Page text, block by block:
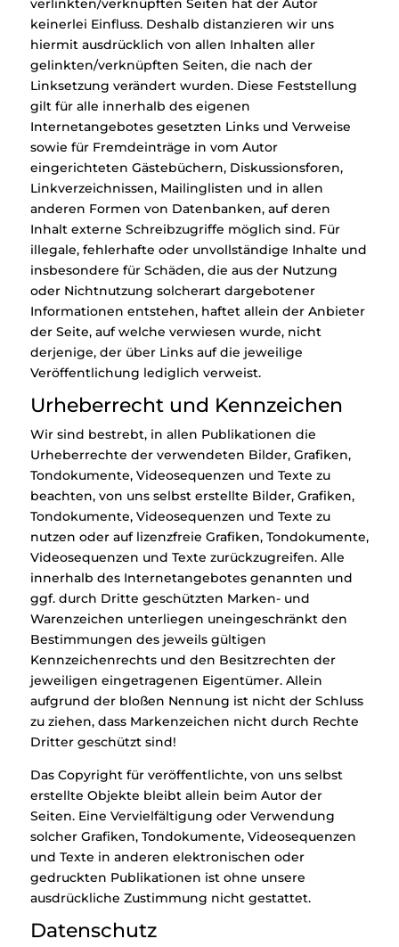
verlinkten/verknüpften Seiten hat der Autor
keinerlei Einfluss. Deshalb distanzieren wir uns
hiermit ausdrücklich von allen Inhalten aller
gelinkten/verknüpften Seiten, die nach der
Linksetzung verändert wurden. Diese Feststellung
gilt für alle innerhalb des eigenen
Internetangebotes gesetzten Links und Verweise
sowie für Fremdeinträge in vom Autor
eingerichteten Gästebüchern, Diskussionsforen,
Linkverzeichnissen, Mailinglisten und in allen
anderen Formen von Datenbanken, auf deren
Inhalt externe Schreibzugriffe möglich sind. Für
illegale, fehlerhafte oder unvollständige Inhalte und
insbesondere für Schäden, die aus der Nutzung
oder Nichtnutzung solcherart dargebotener
Informationen entstehen, haftet allein der Anbieter
der Seite, auf welche verwiesen wurde, nicht
derjenige, der über Links auf die jeweilige
Veröffentlichung lediglich verweist.
Urheberrecht und Kennzeichen
Wir sind bestrebt, in allen Publikationen die
Urheberrechte der verwendeten Bilder, Grafiken,
Tondokumente, Videosequenzen und Texte zu
beachten, von uns selbst erstellte Bilder, Grafiken,
Tondokumente, Videosequenzen und Texte zu
nutzen oder auf lizenzfreie Grafiken, Tondokumente,
Videosequenzen und Texte zurückzugreifen. Alle
innerhalb des Internetangebotes genannten und
ggf. durch Dritte geschützten Marken- und
Warenzeichen unterliegen uneingeschränkt den
Bestimmungen des jeweils gültigen
Kennzeichenrechts und den Besitzrechten der
jeweiligen eingetragenen Eigentümer. Allein
aufgrund der bloßen Nennung ist nicht der Schluss
zu ziehen, dass Markenzeichen nicht durch Rechte
Dritter geschützt sind!
Das Copyright für veröffentlichte, von uns selbst
erstellte Objekte bleibt allein beim Autor der
Seiten. Eine Vervielfältigung oder Verwendung
solcher Grafiken, Tondokumente, Videosequenzen
und Texte in anderen elektronischen oder
gedruckten Publikationen ist ohne unsere
ausdrückliche Zustimmung nicht gestattet.
Datenschutz